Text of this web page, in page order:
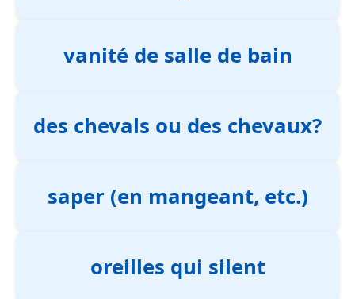
vanité de salle de bain
des chevals ou des chevaux?
saper (en mangeant, etc.)
oreilles qui silent